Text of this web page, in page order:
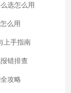
选怎么用
么用
上手指南
错排查
攻略